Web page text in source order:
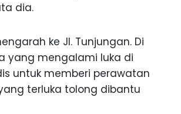
dia.
ke Jl. Tunjungan. Di
yang mengalami luka di
untuk memberi perawatan
terluka tolong dibantu